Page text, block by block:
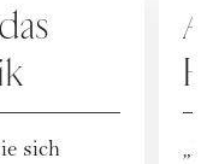
sich